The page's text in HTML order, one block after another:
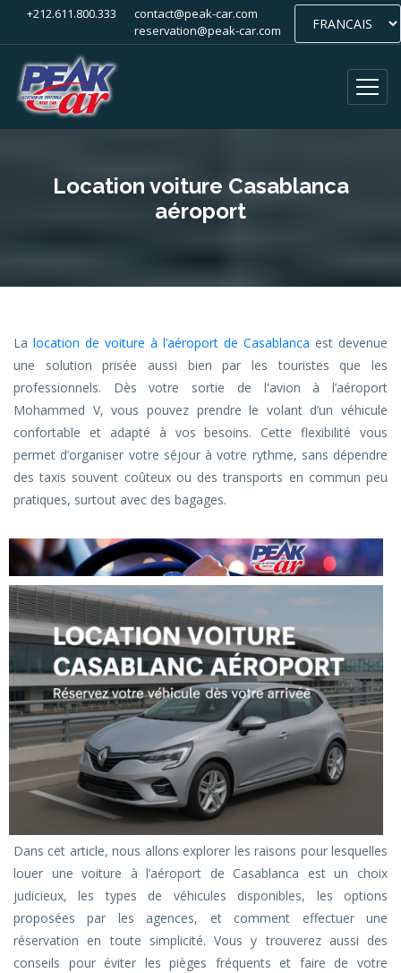
+212.611.800.333
contact@peak-car.com
reservation@peak-car.com
Location voiture Casablanca
aéroport
La location de voiture à l’aéroport de Casablanca est devenue
une solution prisée aussi bien par les touristes que les
professionnels. Dès votre sortie de l'avion à l’aéroport
Mohammed V, vous pouvez prendre le volant d’un véhicule
confortable et adapté à vos besoins. Cette flexibilité vous
permet d’organiser votre séjour à votre rythme, sans dépendre
des taxis souvent coûteux ou des transports en commun peu
pratiques, surtout avec des bagages.
Dans cet article, nous allons explorer les raisons pour lesquelles
louer une voiture à l’aéroport de Casablanca est un choix
judicieux, les types de véhicules disponibles, les options
proposées par les agences, et comment effectuer une
réservation en toute simplicité. Vous y trouverez aussi des
conseils pour éviter les pièges fréquents et faire de votre